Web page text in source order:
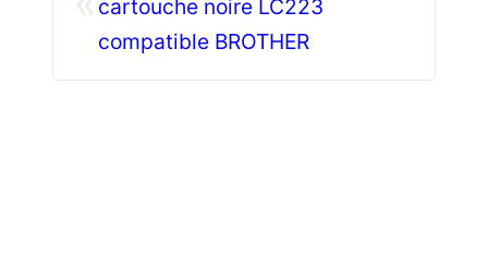
cartouche noire LC223
compatible BROTHER